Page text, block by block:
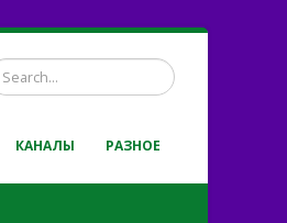
КАНАЛЫ РАЗНОЕ